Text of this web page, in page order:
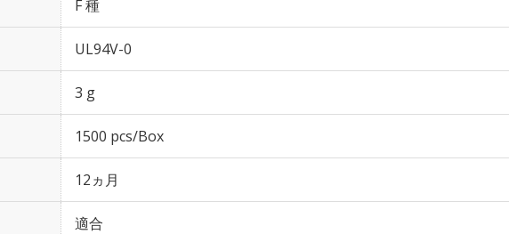
F 種
UL94V-0
3 g
1500 pcs/Box
12ヵ月
適合